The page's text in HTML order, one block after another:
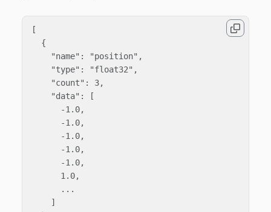
[
  {
    "name": "position",
    "type": "float32",
    "count": 3,
    "data": [
      -1.0,
      -1.0,
      -1.0,
      -1.0,
      -1.0,
      1.0,
      ...
    ]